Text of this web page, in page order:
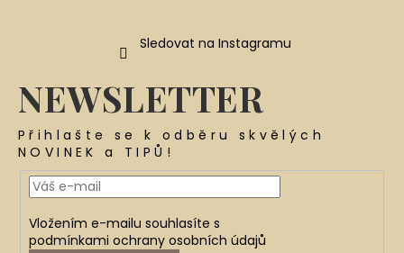
Sledovat na Instagramu
NEWSLETTER
Přihlašte se k odběru skvělých
NOVINEK a TIPŮ!
Vložením e-mailu souhlasíte s
podmínkami ochrany osobních údajů